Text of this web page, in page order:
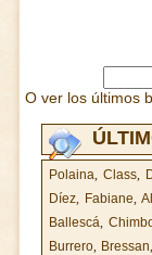
O ver los últimos
Polaina, Class,
Díez, Fabiane,
Ballescá,
Burrero, Bressan,